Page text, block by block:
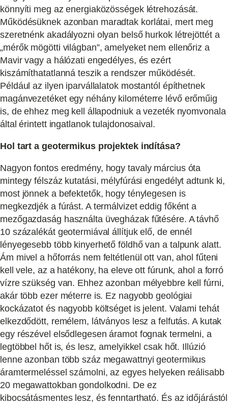
könnyíti meg az energiaközösségek létrehozását.
Működésüknek azonban maradtak korlátai, mert meg
szeretnénk akadályozni olyan belső hurkok létrejöttét a
„mérők mögötti világban”, amelyeket nem ellenőriz a
Mavir vagy a hálózati engedélyes, és ezért
kiszámíthatatlanná teszik a rendszer működését.
Például az ilyen iparvállalatok mostantól építhetnek
magánvezetéket egy néhány kilométerre lévő erőműig
is, de ehhez meg kell állapodniuk a vezeték nyomvonala
által érintett ingatlanok tulajdonosaival.
Hol tart a geotermikus projektek indítása?
Nagyon fontos eredmény, hogy tavaly március óta
mintegy félszáz kutatási, mélyfúrási engedélyt adtunk ki,
most jönnek a befektetők, hogy ténylegesen is
megkezdjék a fúrást. A termálvizet eddig főként a
mezőgazdaság használta üvegházak fűtésére. A távhő
10 százalékát geotermiával állítjuk elő, de ennél
lényegesebb több kinyerhető földhő van a talpunk alatt.
Ám mivel a hőforrás nem feltétlenül ott van, ahol fűteni
kell vele, az a hatékony, ha eleve ott fúrunk, ahol a forró
vízre szükség van. Ehhez azonban mélyebbre kell fúrni,
akár több ezer méterre is. Ez nagyobb geológiai
kockázatot és nagyobb költséget is jelent. Valami tehát
elkezdődött, remélem, látványos lesz a felfutás. A kutak
egy részével elsődlegesen áramot fognak termelni, a
legtöbbel hőt is, és lesz, amelyikkel csak hőt. Illúzió
lenne azonban több száz megawattnyi geotermikus
áramtermeléssel számolni, az egyes helyeken reálisabb
20 megawattokban gondolkodni. De ez
kibocsátásmentes lesz, és fenntartható. És az időjárástól